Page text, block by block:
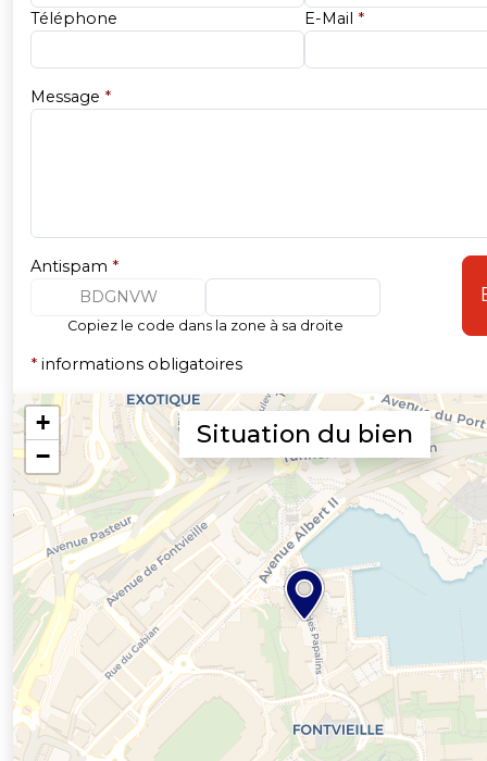
Téléphone E-Mail *
Message *
Antispam *
BDGNVW
Copiez le code dans la zone à sa droite
* informations obligatoires
Situation du bien